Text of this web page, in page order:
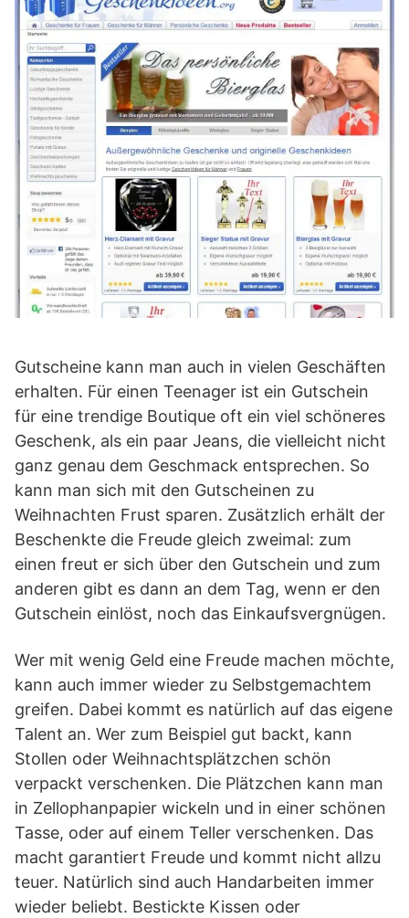
Gutscheine kann man auch in vielen Geschäften
erhalten. Für einen Teenager ist ein Gutschein
für eine trendige Boutique oft ein viel schöneres
Geschenk, als ein paar Jeans, die vielleicht nicht
ganz genau dem Geschmack entsprechen. So
kann man sich mit den Gutscheinen zu
Weihnachten Frust sparen. Zusätzlich erhält der
Beschenkte die Freude gleich zweimal: zum
einen freut er sich über den Gutschein und zum
anderen gibt es dann an dem Tag, wenn er den
Gutschein einlöst, noch das Einkaufsvergnügen.
Wer mit wenig Geld eine Freude machen möchte,
kann auch immer wieder zu Selbstgemachtem
greifen. Dabei kommt es natürlich auf das eigene
Talent an. Wer zum Beispiel gut backt, kann
Stollen oder Weihnachtsplätzchen schön
verpackt verschenken. Die Plätzchen kann man
in Zellophanpapier wickeln und in einer schönen
Tasse, oder auf einem Teller verschenken. Das
macht garantiert Freude und kommt nicht allzu
teuer. Natürlich sind auch Handarbeiten immer
wieder beliebt. Bestickte Kissen oder